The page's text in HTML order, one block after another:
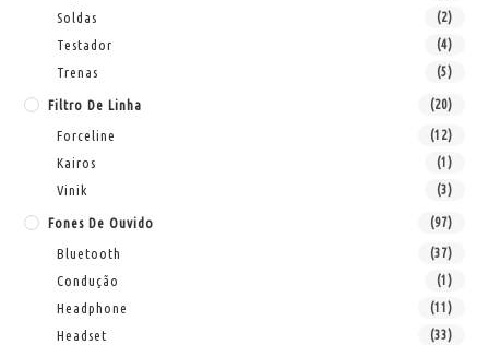
Soldas (2)
Testador (4)
Trenas (5)
Filtro De Linha (20)
Forceline (12)
Kairos (1)
Vinik (3)
Fones De Ouvido (97)
Bluetooth (37)
Condução (1)
Headphone (11)
Headset (33)